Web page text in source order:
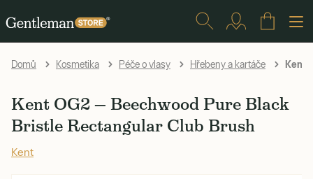
Domů Kosmetika Péče o vlasy Hřebeny a kartáče Kent
Kent OG2 — Beechwood Pure Black
Bristle Rectangular Club Brush
Kent